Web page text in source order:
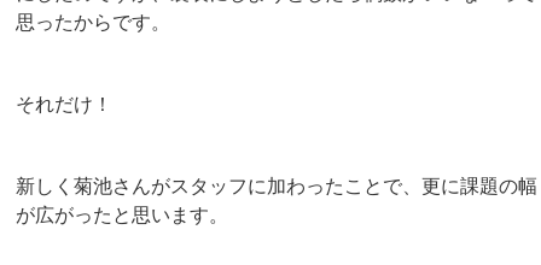
思ったからです。
それだけ！
新しく菊池さんがスタッフに加わったことで、更に課題の幅
が広がったと思います。